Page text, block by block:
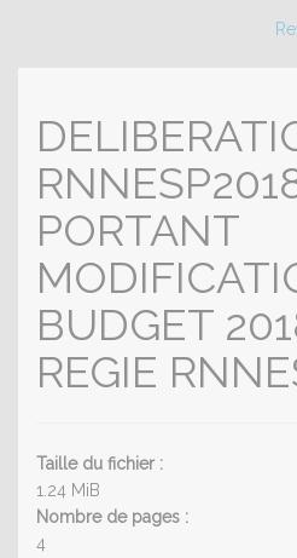
PORTANT
BUDGET
REGIE
Taille du fichier :
1.24 MiB
Nombre de pages :
4